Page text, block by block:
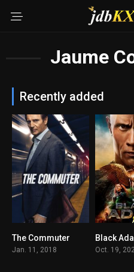
Jaume
Recently added
The Commuter
Jan. 11, 2018
Black
Oct. 19,